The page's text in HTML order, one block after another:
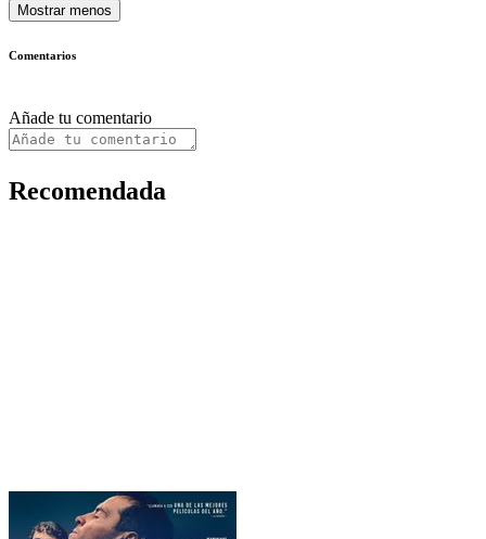
Mostrar menos
Comentarios
Añade tu comentario
Recomendada